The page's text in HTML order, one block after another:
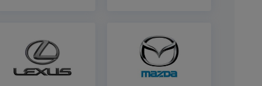
Комплект электрики фаркопа универсальный без
реле WESTFALIA 13-пин
ПОД ЗАКАЗ ОТ 14 ДНЕЙ